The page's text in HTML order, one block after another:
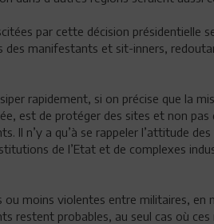
par cette décision présidentielle
des manifestants et sit-inners,
rapidement, si on précise que la
est de protéger des sites et non
Il n’y a qu’à se rappeler l’attitude
de l’Etat et de complexes
ou moins violentes entre militaires, en
restent probables, au seul cas où